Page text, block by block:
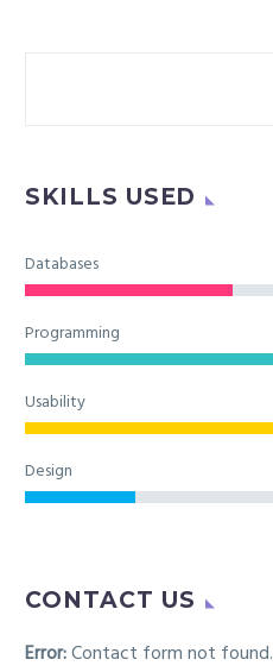
SKILLS USED
Databases
Programming
Usability
Design
CONTACT US
Error:Contact form not found.